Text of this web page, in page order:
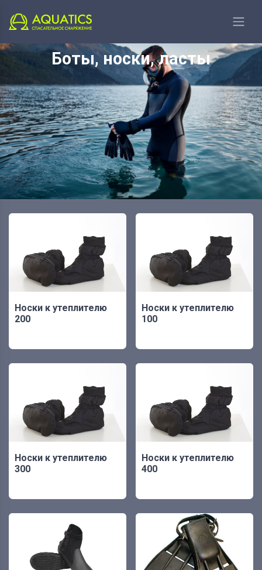
Боты, носки, ласты
Носки к утеплителю
200
Носки к утеплителю
100
Носки к утеплителю
300
Носки к утеплителю
400